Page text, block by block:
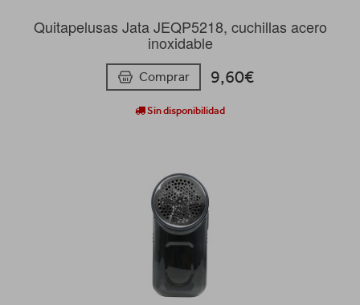
Quitapelusas Jata JEQP5218, cuchillas acero
inoxidable
Comprar 9,60€
Sin disponibilidad